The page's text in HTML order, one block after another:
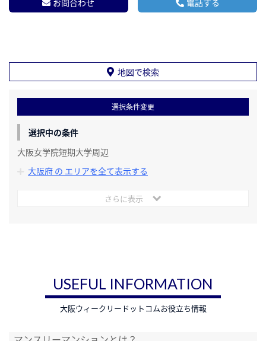
お問合わせ 電話する
地図で検索
選択条件変更
選択中の条件
大阪女学院短期大学周辺
大阪府 の エリアを全て表示する
さらに表示
USEFUL INFORMATION
大阪ウィークリードットコムお役立ち情報